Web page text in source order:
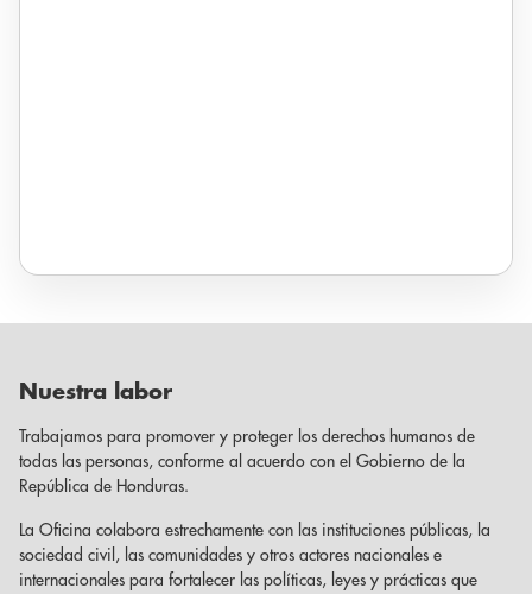
Nuestra labor
Trabajamos para promover y proteger los derechos humanos de
todas las personas, conforme al acuerdo con el Gobierno de la
República de Honduras.
La Oficina colabora estrechamente con las instituciones públicas, la
sociedad civil, las comunidades y otros actores nacionales e
internacionales para fortalecer las políticas, leyes y prácticas que